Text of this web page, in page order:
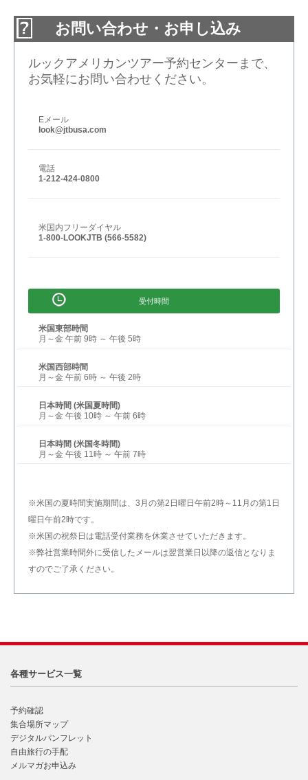
お問い合わせ・お申し込み
ルックアメリカンツアー予約センターまで、
お気軽にお問い合わせください。
Eメール
look@jtbusa.com
電話
1-212-424-0800
米国内フリーダイヤル
1-800-LOOKJTB (566-5582)
受付時間
米国東部時間
月～金 午前 9時 ～ 午後 5時
米国西部時間
月～金 午前 6時 ～ 午後 2時
日本時間 (米国夏時間)
月～金 午後 10時 ～ 午前 6時
日本時間 (米国冬時間)
月～金 午後 11時 ～ 午前 7時
※米国の夏時間実施期間は、3月の第2日曜日午前2時～11月の第1日
曜日午前2時です。
※米国の祝祭日は電話受付業務を休業させていただきます。
※弊社営業時間外に受信したメールは翌営業日以降の返信となりま
すのでご了承ください。
各種サービス一覧
予約確認
集合場所マップ
デジタルパンフレット
自由旅行の手配
メルマガお申込み